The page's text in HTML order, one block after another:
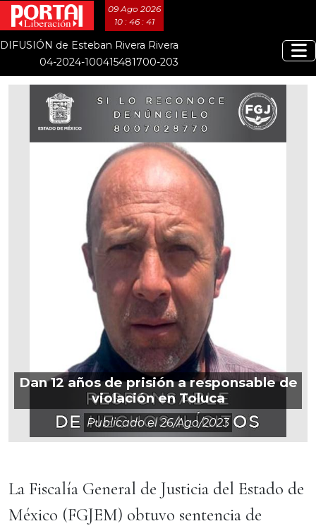
09 Ago 2026
10 : 46 : 41
DIFUSIÓN de Esteban Rivera Rivera
04-2024-100415481700-203
Dan 12 años de prisión a responsable de
violación en Toluca
Publicado el26/ago/2023
La Fiscalía General de Justicia del Estado de
México (FGJEM) obtuvo sentencia de